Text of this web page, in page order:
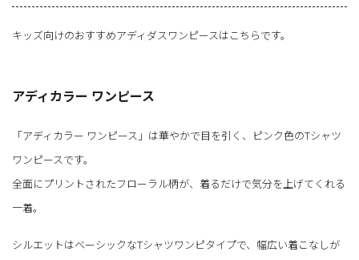
キッズ向けのおすすめアディダスワンピースはこちらです。
アディカラー ワンピース
「アディカラー ワンピース」は華やかで目を引く、ピンク色のTシャツ
ワンピースです。
全面にプリントされたフローラル柄が、着るだけで気分を上げてくれる
一着。
シルエットはベーシックなTシャツワンピタイプで、幅広い着こなしが